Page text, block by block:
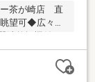
ー茶が崎店 直
望可◆広々約
トバス◆冬場に
)◆外部月極駐
活に便利な周辺